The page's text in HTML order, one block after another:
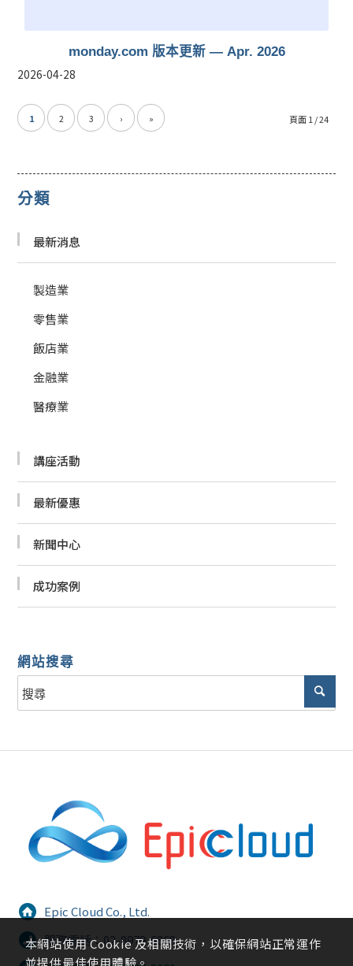
monday.com 版本更新 — Apr. 2026
2026-04-28
頁面 1 / 24
1 2 3 › »
分類
最新消息
製造業
零售業
飯店業
金融業
醫療業
講座活動
最新優惠
新聞中心
成功案例
網站搜尋
Epic Cloud Co., Ltd.
服務電話：02-8979-6868
本網站使用 Cookie 及相關技術，以確保網站正常運作
並提供最佳使用體驗。